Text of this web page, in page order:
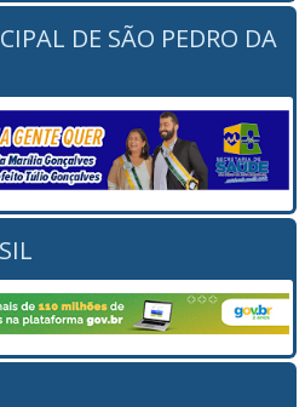
DE SÃO PEDRO DA